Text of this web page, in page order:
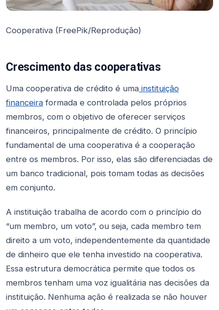
Cooperativa (FreePik/Reprodução)
Crescimento das cooperativas
Uma cooperativa de crédito é uma instituição
financeira formada e controlada pelos próprios
membros, com o objetivo de oferecer serviços
financeiros, principalmente de crédito. O princípio
fundamental de uma cooperativa é a cooperação
entre os membros. Por isso, elas são diferenciadas de
um banco tradicional, pois tomam todas as decisões
em conjunto.
A instituição trabalha de acordo com o princípio do
“um membro, um voto”, ou seja, cada membro tem
direito a um voto, independentemente da quantidade
de dinheiro que ele tenha investido na cooperativa.
Essa estrutura democrática permite que todos os
membros tenham uma voz igualitária nas decisões da
instituição. Nenhuma ação é realizada se não houver